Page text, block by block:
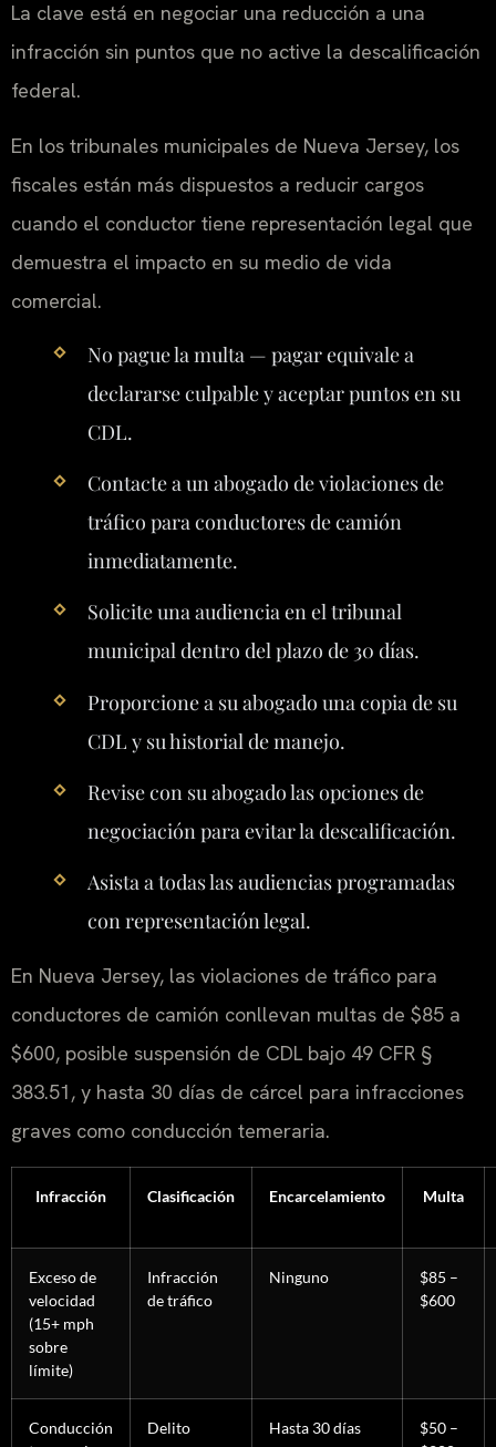
La clave está en negociar una reducción a una
infracción sin puntos que no active la descalificación
federal.
En los tribunales municipales de Nueva Jersey, los
fiscales están más dispuestos a reducir cargos
cuando el conductor tiene representación legal que
demuestra el impacto en su medio de vida
comercial.
No pague la multa — pagar equivale a
declararse culpable y aceptar puntos en su
CDL.
Contacte a un abogado de violaciones de
tráfico para conductores de camión
inmediatamente.
Solicite una audiencia en el tribunal
municipal dentro del plazo de 30 días.
Proporcione a su abogado una copia de su
CDL y su historial de manejo.
Revise con su abogado las opciones de
negociación para evitar la descalificación.
Asista a todas las audiencias programadas
con representación legal.
En Nueva Jersey, las violaciones de tráfico para
conductores de camión conllevan multas de $85 a
$600, posible suspensión de CDL bajo 49 CFR §
383.51, y hasta 30 días de cárcel para infracciones
graves como conducción temeraria.
Infracción Clasificación Encarcelamiento Multa
Exceso de
velocidad
(15+ mph
sobre
límite)
Infracción
de tráfico
Ninguno
$85 –
$600
Conducción
Delito
Hasta 30 días
$50 –